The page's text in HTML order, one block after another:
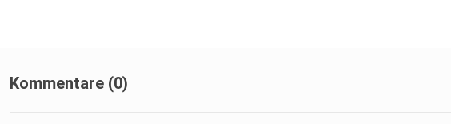
Kommentare (0)